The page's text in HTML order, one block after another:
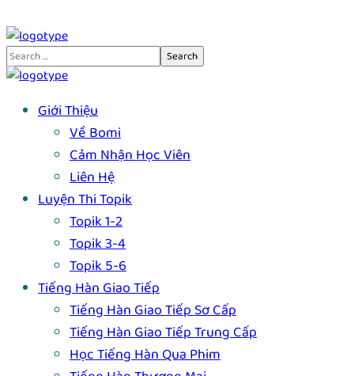
Giới Thiệu
Về Bomi
Cảm Nhận Học Viên
Liên Hệ
Luyện Thi Topik
Topik 1-2
Topik 3-4
Topik 5-6
Tiếng Hàn Giao Tiếp
Tiếng Hàn Giao Tiếp Sơ Cấp
Tiếng Hàn Giao Tiếp Trung Cấp
Học Tiếng Hàn Qua Phim